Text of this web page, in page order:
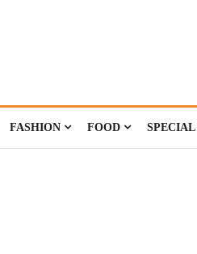
FASHION FOOD